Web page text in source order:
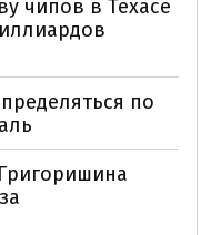
чипов в Техасе
по